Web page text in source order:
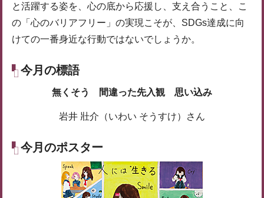
と活躍する姿を、心の底から応援し、支え合うこと、こ
の「心のバリアフリー」の実現こそが、SDGs達成に向
けての一番身近な行動ではないでしょうか。
今月の標語
無くそう 間違った先入観 思い込み
岩井 壯介（いわい そうすけ）さん
今月のポスター